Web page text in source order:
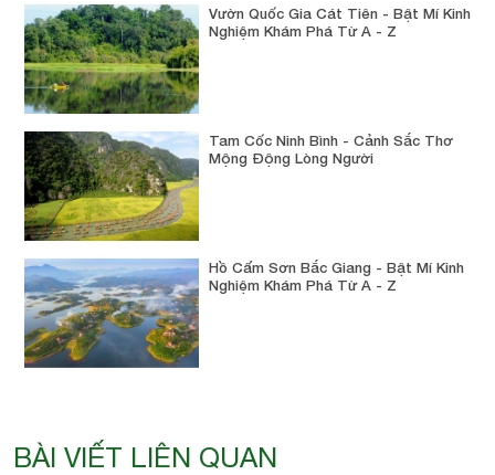
Vườn Quốc Gia Cát Tiên - Bật Mí Kinh
Nghiệm Khám Phá Từ A - Z
Tam Cốc Ninh Bình - Cảnh Sắc Thơ
Mộng Động Lòng Người
Hồ Cấm Sơn Bắc Giang - Bật Mí Kinh
Nghiệm Khám Phá Từ A - Z
BÀI VIẾT LIÊN QUAN